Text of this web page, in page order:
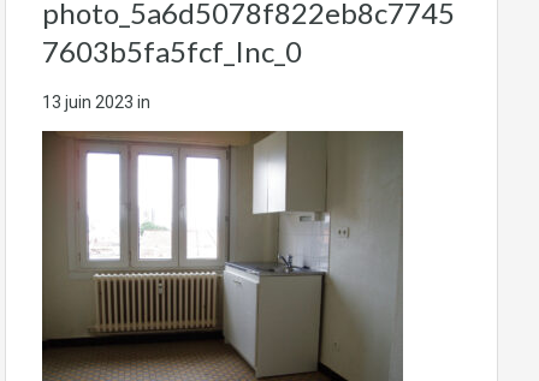
photo_5a6d5078f822eb8c7745
7603b5fa5fcf_Inc_0
13 juin 2023 in